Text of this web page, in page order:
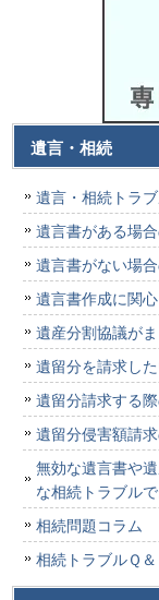
遺言・相続
遺言・相続トラ
遺言書がある場
遺言書がない場
遺言書作成に関
遺産分割協議が
遺留分を請求し
遺留分請求する
遺留分侵害額請
無効な遺言書や
な相続トラブル
相続問題コラム
相続トラブルＱ＆